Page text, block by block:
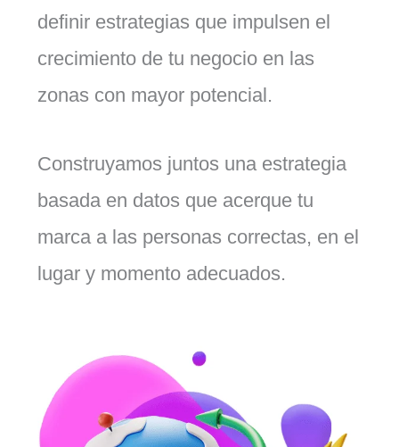
definir estrategias que impulsen el
crecimiento de tu negocio en las
zonas con mayor potencial.
Construyamos juntos una estrategia
basada en datos que acerque tu
marca a las personas correctas, en el
lugar y momento adecuados.